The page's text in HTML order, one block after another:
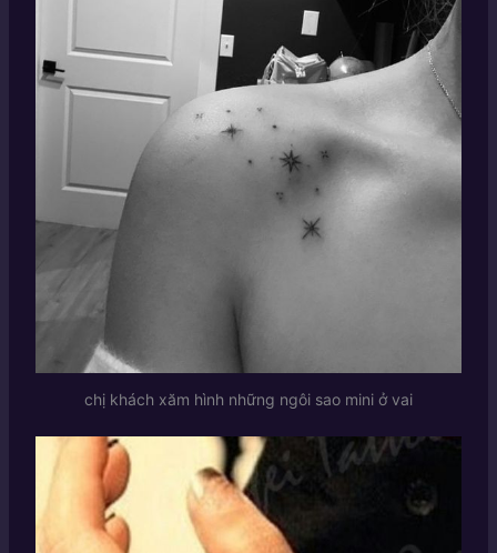
chị khách xăm hình những ngôi sao mini ở vai